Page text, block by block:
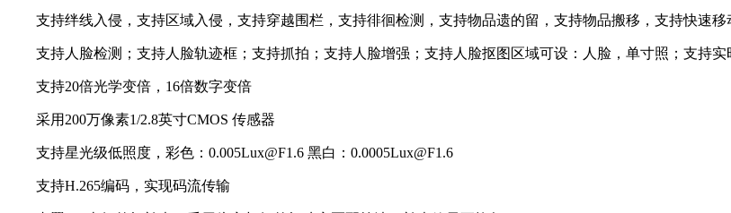
支持绊线入侵，支持区域入侵，支持穿越围栏，支持徘徊检测，支持物品遗的留，支持物品搬移，支持快速移
支持人脸检测；支持人脸轨迹框；支持抓拍；支持人脸增强；支持人脸抠图区域可设：人脸，单寸照；支持实
支持20倍光学变倍，16倍数字变倍
采用200万像素1/2.8英寸CMOS 传感器
支持星光级低照度，彩色：0.005Lux@F1.6 黑白：0.0005Lux@F1.6
支持H.265编码，实现码流传输